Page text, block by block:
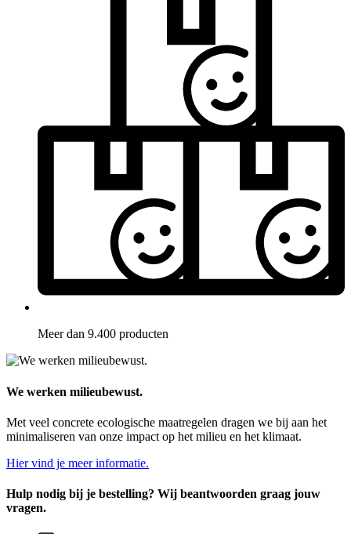
Meer dan 9.400 producten
We werken milieubewust.
Met veel concrete ecologische maatregelen dragen we bij aan het
minimaliseren van onze impact op het milieu en het klimaat.
Hier vind je meer informatie.
Hulp nodig bij je bestelling? Wij beantwoorden graag jouw
vragen.